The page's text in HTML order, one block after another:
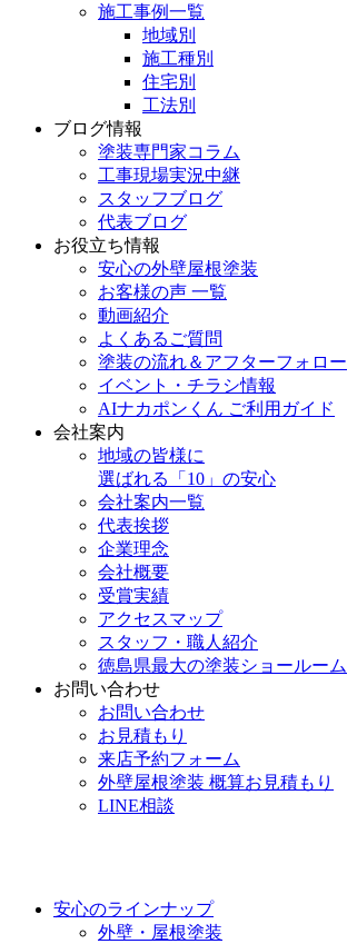
施工事例一覧
地域別
施工種別
住宅別
工法別
ブログ情報
塗装専門家コラム
工事現場実況中継
スタッフブログ
代表ブログ
お役立ち情報
安心の外壁屋根塗装
お客様の声 一覧
動画紹介
よくあるご質問
塗装の流れ＆アフターフォロー
イベント・チラシ情報
AIナカポンくん ご利用ガイド
会社案内
地域の皆様に
選ばれる「10」の安心
会社案内一覧
代表挨拶
企業理念
会社概要
受賞実績
アクセスマップ
スタッフ・職人紹介
徳島県最大の塗装ショールーム
お問い合わせ
お問い合わせ
お見積もり
来店予約フォーム
外壁屋根塗装 概算お見積もり
LINE相談
安心のラインナップ
外壁・屋根塗装